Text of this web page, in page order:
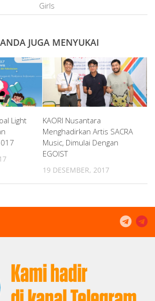
Girls
JUGA MENYUKAI
Light
KAORI Nusantara
Menghadirkan Artis SACRA
Music, Dimulai Dengan
EGOIST
19 DESEMBER, 2017